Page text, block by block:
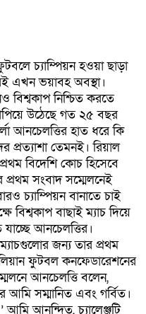
চ্যাম্পিয়ন হওয়া ছাড়া
এখন ভয়াবহ অবস্থা।
বিশ্বকাপ নিশ্চিত করতে
উঠেছে গত ২৫ বছর
আনচেলত্তির হাত ধরে কি
প্রত্যাশা তেমনই। রিয়াল
বিদেশি কোচ হিসেবে
প্রথম সংবাদ সম্মেলনেই
চ্যাম্পিয়ন বানাতে চাই
বিশ্বকাপ বাছাই ম্যাচ দিয়ে
আনচেলত্তির।
জন্য তার প্রথম
ফুটবল কনফেডারেশনের
আনচেলত্তি বলেন,
আমি সম্মানিত এবং গর্বিত।
আনন্দিত, চ্যালেঞ্জটি